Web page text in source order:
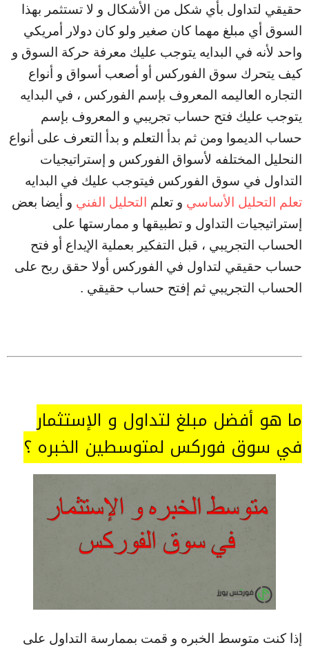
حقيقي لتداول بأي شكل من الأشكال و لا تستثمر بهذا
السوق أي مبلغ مهما كان صغير ولو كان دولار أمريكي
واحد لأنه في البدايه يتوجب عليك معرفة حركة السوق و
كيف يتحرك سوق الفوركس أو أصعب أسواق و أنواع
التجاره العاليمه المعروف بإسم الفوركس ، في البدايه
يتوجب عليك فتح حساب تجريبي و المعروف بإسم
حساب الديموا ومن ثم بدأ التعلم و بدأ التعرف على أنواع
النحليل المختلفه لأسواق الفوركس و إستراتيجيات
التداول في سوق الفوركس فيتوجب عليك في البدايه
تعلم التحليل الأساسي و تعلم التحليل الفني و أيضا بعض
إستراتيجيات التداول و تطبيقها و ممارستها على
الحساب التجريبي ، قبل التفكير بعملية الإيداع أو فتح
حساب حقيقي لتداول في الفوركس أولا حقق ربح على
الحساب التجريبي ثم إفتح حساب حقيقي .
ما هو أفضل مبلغ لتداول و الإستثمار
في سوق فوركس لمتوسطين الخبره ؟
إذا كنت متوسط الخبره و قمت بممارسة التداول على